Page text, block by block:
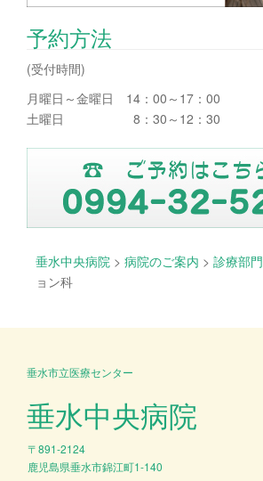
予約方法
(受付時間)
月曜日～金曜日 14：00～17：00
土曜日 8：30～12：30
垂水中央病院 > 病院のご案内 > 診療部門
ョン科
垂水市立医療センター
垂水中央病院
〒891-2124
鹿児島県垂水市錦江町1-140